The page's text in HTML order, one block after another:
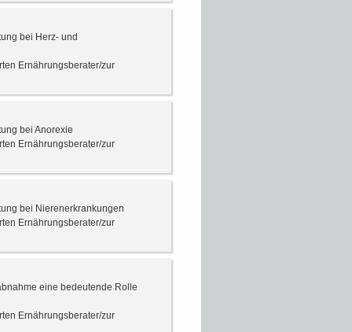
bei Herz- und
Ernährungsberater/zur
bei Anorexie
Ernährungsberater/zur
bei Nierenerkrankungen
Ernährungsberater/zur
eine bedeutende Rolle
Ernährungsberater/zur